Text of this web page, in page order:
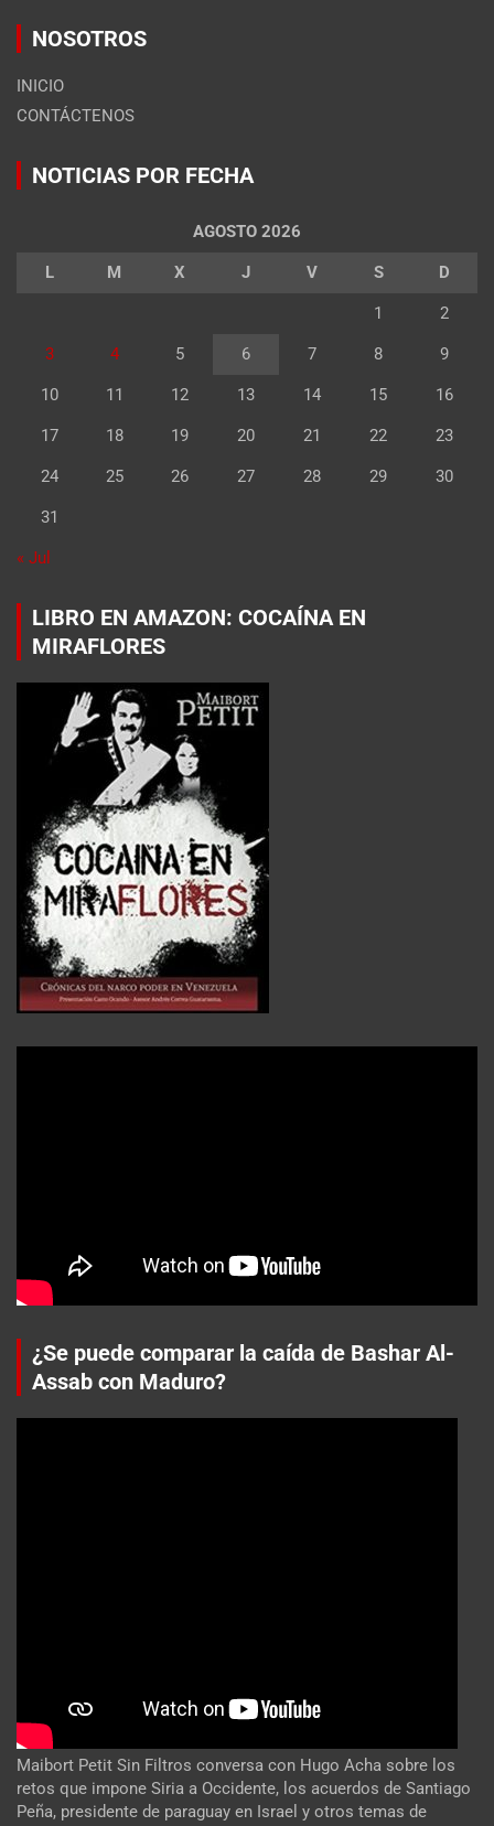
NOSOTROS
INICIO
CONTÁCTENOS
NOTICIAS POR FECHA
AGOSTO 2026
L M X J V S D
1 2
3 4 5 6 7 8 9
10 11 12 13 14 15 16
17 18 19 20 21 22 23
24 25 26 27 28 29 30
31
« Jul
LIBRO EN AMAZON: COCAÍNA EN
MIRAFLORES
¿Se puede comparar la caída de Bashar Al-
Assab con Maduro?
Maibort Petit Sin Filtros conversa con Hugo Acha sobre los
retos que impone Siria a Occidente, los acuerdos de Santiago
Peña, presidente de paraguay en Israel y otros temas de